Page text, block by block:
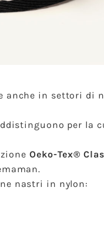
anche in settori di
per la
Oeko-Tex®
nastri in nylon: